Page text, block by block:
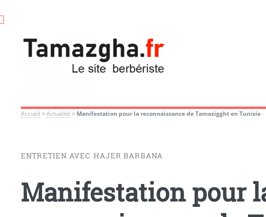
Accueil >Actualité > Manifestation pour la reconnaissance de Tamazigght en Tunisie
ENTRETIEN AVEC HAJER BARBANA
Manifestation pour